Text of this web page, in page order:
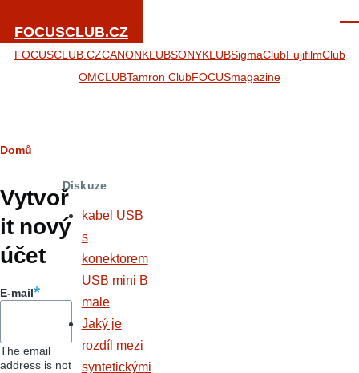
FOCUSCLUB.CZ
FOCUSCLUB.CZCANONKLUBSONYKLUBSigmaClubFujifilmClub
OMCLUBTamron ClubFOCUSmagazine
Hlavní
záložky
Drobečková
navigace
Domů
Vytvoř
it nový
účet
E-mail
The email
address is not
Diskuze
kabel USB
s
konektorem
USB mini B
male
Jaký je
rozdíl mezi
syntetickými